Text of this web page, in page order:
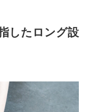
したロング設